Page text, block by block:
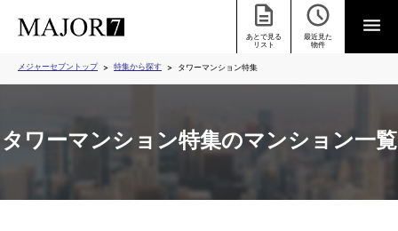
あとで見る
リスト
最近見た
物件
メジャーセブントップ 特集から探す タワーマンション特集
タワーマンション特集のマンション一覧